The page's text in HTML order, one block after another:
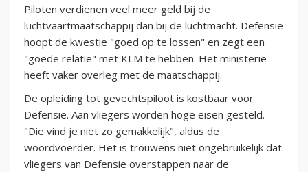
Piloten verdienen veel meer geld bij de
luchtvaartmaatschappij dan bij de luchtmacht. Defensie
hoopt de kwestie "goed op te lossen" en zegt een
"goede relatie" met KLM te hebben. Het ministerie
heeft vaker overleg met de maatschappij.
De opleiding tot gevechtspiloot is kostbaar voor
Defensie. Aan vliegers worden hoge eisen gesteld.
"Die vind je niet zo gemakkelijk", aldus de
woordvoerder. Het is trouwens niet ongebruikelijk dat
vliegers van Defensie overstappen naar de